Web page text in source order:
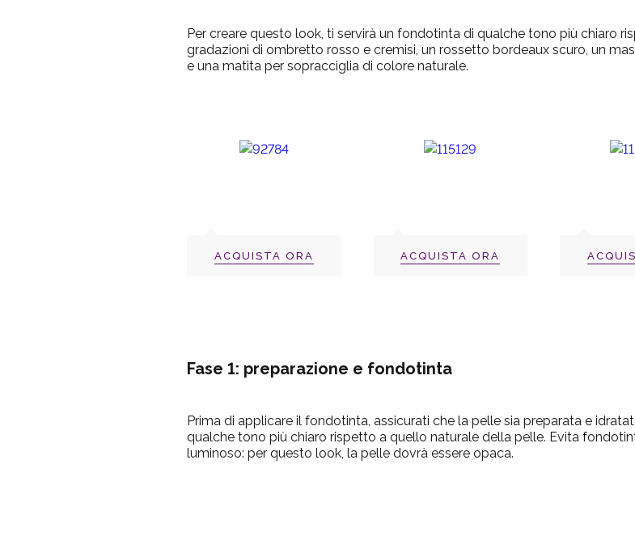
Per creare questo look, ti servirà un fondotinta di qualche tono più chiaro
gradazioni di ombretto rosso e cremisi, un rossetto bordeaux scuro, un
e una matita per sopracciglia di colore naturale.
ACQUISTA ORA ACQUISTA ORA
Fase 1: preparazione e fondotinta
Prima di applicare il fondotinta, assicurati che la pelle sia preparata e
qualche tono più chiaro rispetto a quello naturale della pelle. Evita
luminoso: per questo look, la pelle dovrà essere opaca.